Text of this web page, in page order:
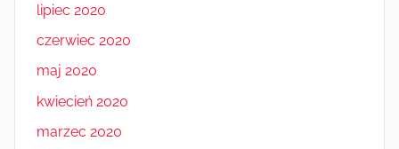
lipiec 2020
czerwiec 2020
maj 2020
kwiecień 2020
marzec 2020